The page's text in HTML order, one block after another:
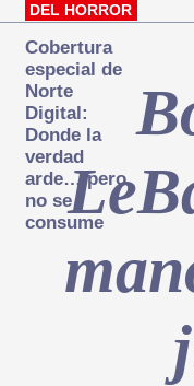
DEL HORROR
Cobertura
especial de
Norte
Digital:
Donde la
verdad
arde… pero
no se
consume